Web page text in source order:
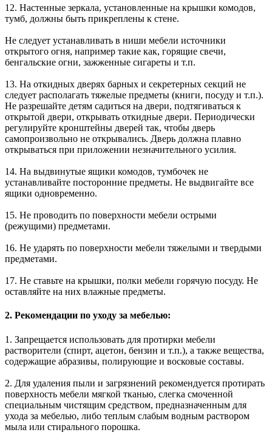
12. Настенные зеркала, установленные на крышки комодов,
тумб, должны быть прикреплены к стене.
Не следует устанавливать в ниши мебели источники
открытого огня, например такие как, горящие свечи,
бенгальские огни, зажженные сигареты и т.п.
13. На откидных дверях барных и секретерных секций не
следует располагать тяжелые предметы (книги, посуду и т.п.).
Не разрешайте детям садиться на двери, подтягиваться к
открытой двери, открывать откидные двери. Периодически
регулируйте кронштейны дверей так, чтобы дверь
самопроизвольно не открывались. Дверь должна плавно
открываться при приложении незначительного усилия.
14. На выдвинутые ящики комодов, тумбочек не
устанавливайте посторонние предметы. Не выдвигайте все
ящики одновременно.
15. Не проводить по поверхности мебели острыми
(режущими) предметами.
16. Не ударять по поверхности мебели тяжелыми и твердыми
предметами.
17. Не ставьте на крышки, полки мебели горячую посуду. Не
оставляйте на них влажные предметы.
2. Рекомендации по уходу за мебелью:
1. Запрещается использовать для протирки мебели
растворители (спирт, ацетон, бензин и т.п.), а также вещества,
содержащие абразивы, полирующие и восковые составы.
2. Для удаления пыли и загрязнений рекомендуется протирать
поверхность мебели мягкой тканью, слегка смоченной
специальным чистящим средством, предназначенным для
ухода за мебелью, либо теплым слабым водным раствором
мыла или стирального порошка.